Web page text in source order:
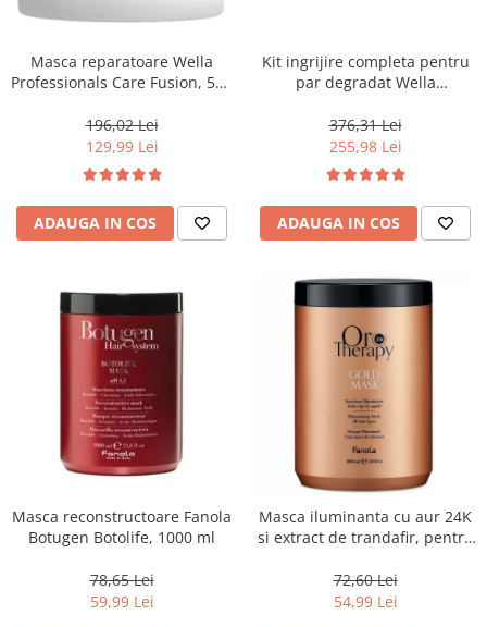
Masca reparatoare Wella
Professionals Care Fusion, 500
196,02 Lei
129,99 Lei
ADAUGA IN COS
Kit ingrijire completa pentru
par degradat Wella
Salon Size
376,31 Lei
255,98 Lei
ADAUGA IN COS
Masca reconstructoare Fanola
Botugen Botolife, 1000 ml
78,65 Lei
59,99 Lei
Masca iluminanta cu aur 24K
si extract de trandafir, pentru
Oro Therapy, 1000 ml
72,60 Lei
54,99 Lei